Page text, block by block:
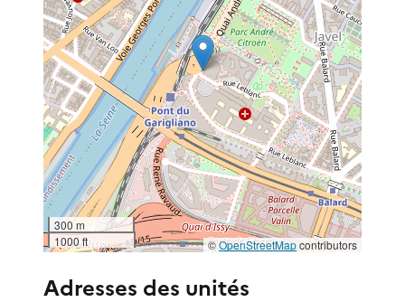
300 m
1000 ft
©OpenStreetMapcontributors
Adresses des unités